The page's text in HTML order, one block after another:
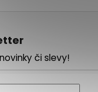
či slevy!